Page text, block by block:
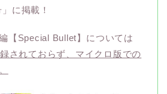
に掲載！
【Special Bullet】については
されておらず、マイクロ版での